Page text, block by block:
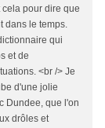
pour dire que
dans le temps.
qui
et de
<br /> Je
d'une jolie
Dundee, que l'on
drôles et